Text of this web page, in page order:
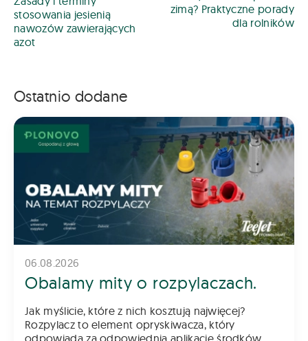
stosowania jesienią
nawozów zawierających
azot
zimą? Praktyczne porady
dla rolników
Ostatnio dodane
06.08.2026
Obalamy mity o rozpylaczach.
Jak myślicie, które z nich kosztują najwięcej?
Rozpylacz to element opryskiwacza, który